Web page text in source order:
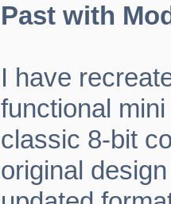
Past with
I have
functional
classic 8-bit
original